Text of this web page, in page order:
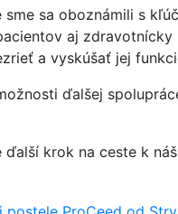
sme sa oboznámili s
aj
a vyskúšať jej
ďalšej
ďalší krok na ceste k